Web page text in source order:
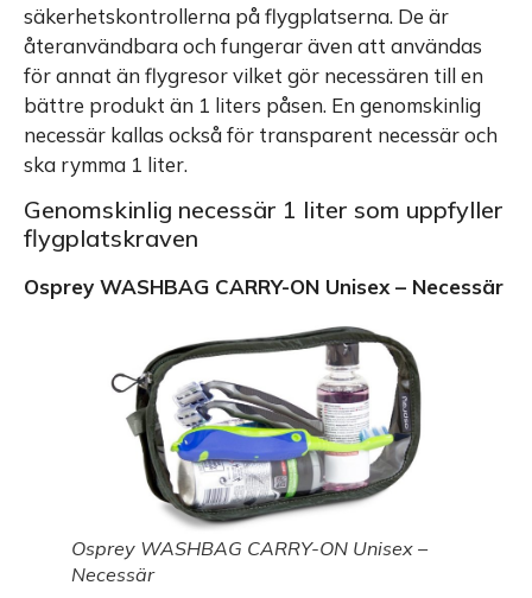
säkerhetskontrollerna på flygplatserna. De är
återanvändbara och fungerar även att användas
för annat än flygresor vilket gör necessären till en
bättre produkt än 1 liters påsen. En genomskinlig
necessär kallas också för transparent necessär och
ska rymma 1 liter.
Genomskinlig necessär 1 liter som uppfyller
flygplatskraven
Osprey WASHBAG CARRY-ON Unisex – Necessär
Osprey WASHBAG CARRY-ON Unisex –
Necessär